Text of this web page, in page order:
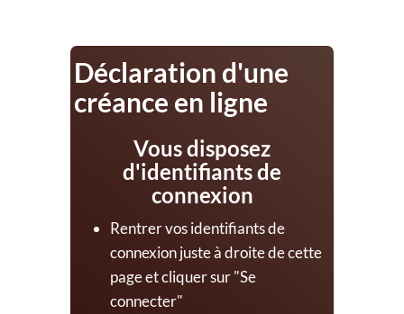
Déclaration d'une
créance en ligne
Vous disposez
d'identifiants de
connexion
Rentrer vos identifiants de
connexion juste à droite de cette
page et cliquer sur "Se
connecter"